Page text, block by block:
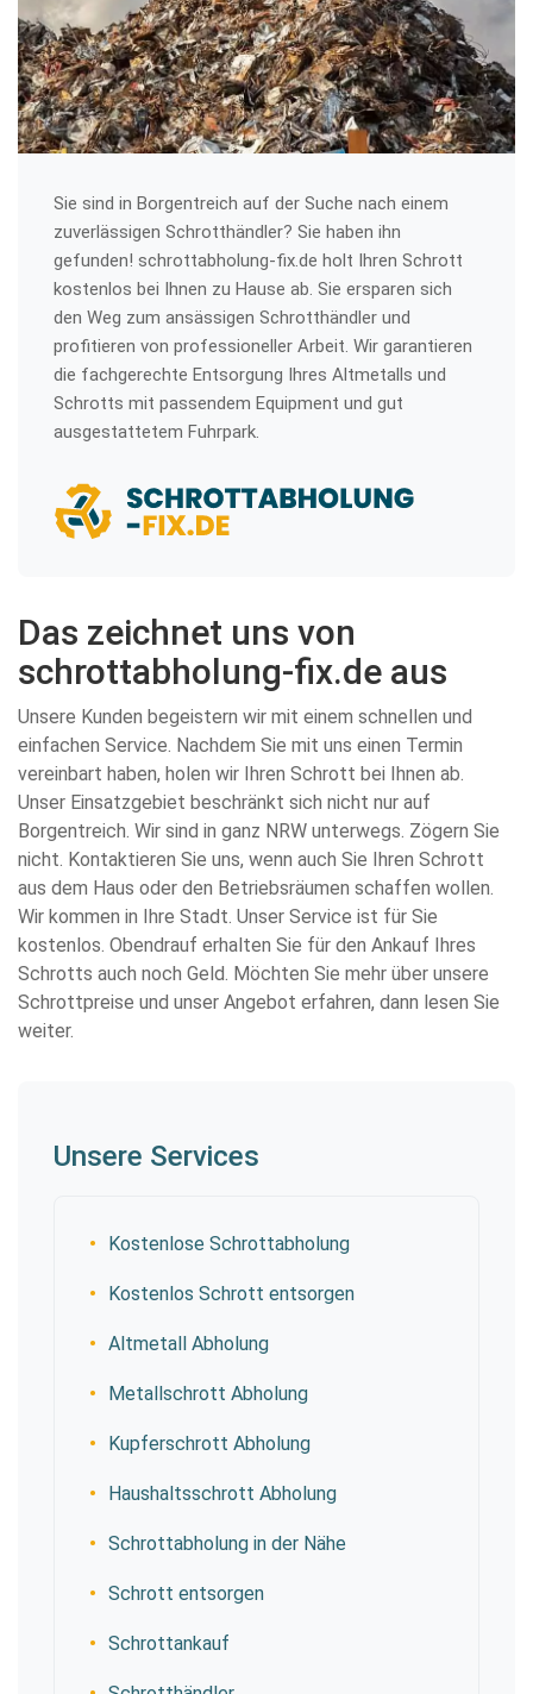
Sie sind in Borgentreich auf der Suche nach einem
zuverlässigen Schrotthändler? Sie haben ihn
gefunden! schrottabholung-fix.de holt Ihren Schrott
kostenlos bei Ihnen zu Hause ab. Sie ersparen sich
den Weg zum ansässigen Schrotthändler und
profitieren von professioneller Arbeit. Wir garantieren
die fachgerechte Entsorgung Ihres Altmetalls und
Schrotts mit passendem Equipment und gut
ausgestattetem Fuhrpark.
Das zeichnet uns von
schrottabholung-fix.de aus
Unsere Kunden begeistern wir mit einem schnellen und
einfachen Service. Nachdem Sie mit uns einen Termin
vereinbart haben, holen wir Ihren Schrott bei Ihnen ab.
Unser Einsatzgebiet beschränkt sich nicht nur auf
Borgentreich. Wir sind in ganz NRW unterwegs. Zögern Sie
nicht. Kontaktieren Sie uns, wenn auch Sie Ihren Schrott
aus dem Haus oder den Betriebsräumen schaffen wollen.
Wir kommen in Ihre Stadt. Unser Service ist für Sie
kostenlos. Obendrauf erhalten Sie für den Ankauf Ihres
Schrotts auch noch Geld. Möchten Sie mehr über unsere
Schrottpreise und unser Angebot erfahren, dann lesen Sie
weiter.
Unsere Services
Kostenlose Schrottabholung
Kostenlos Schrott entsorgen
Altmetall Abholung
Metallschrott Abholung
Kupferschrott Abholung
Haushaltsschrott Abholung
Schrottabholung in der Nähe
Schrott entsorgen
Schrottankauf